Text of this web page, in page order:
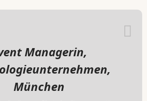
Managerin,
München